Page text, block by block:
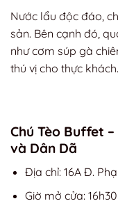
Nước lẩu độc đáo,
sản. Bên cạnh đó,
như cơm súp gà
thú vị cho thực khách.
Chú Tèo Buffet
và Dân Dã
Địa chỉ: 16A Đ.
Giờ mở cửa: